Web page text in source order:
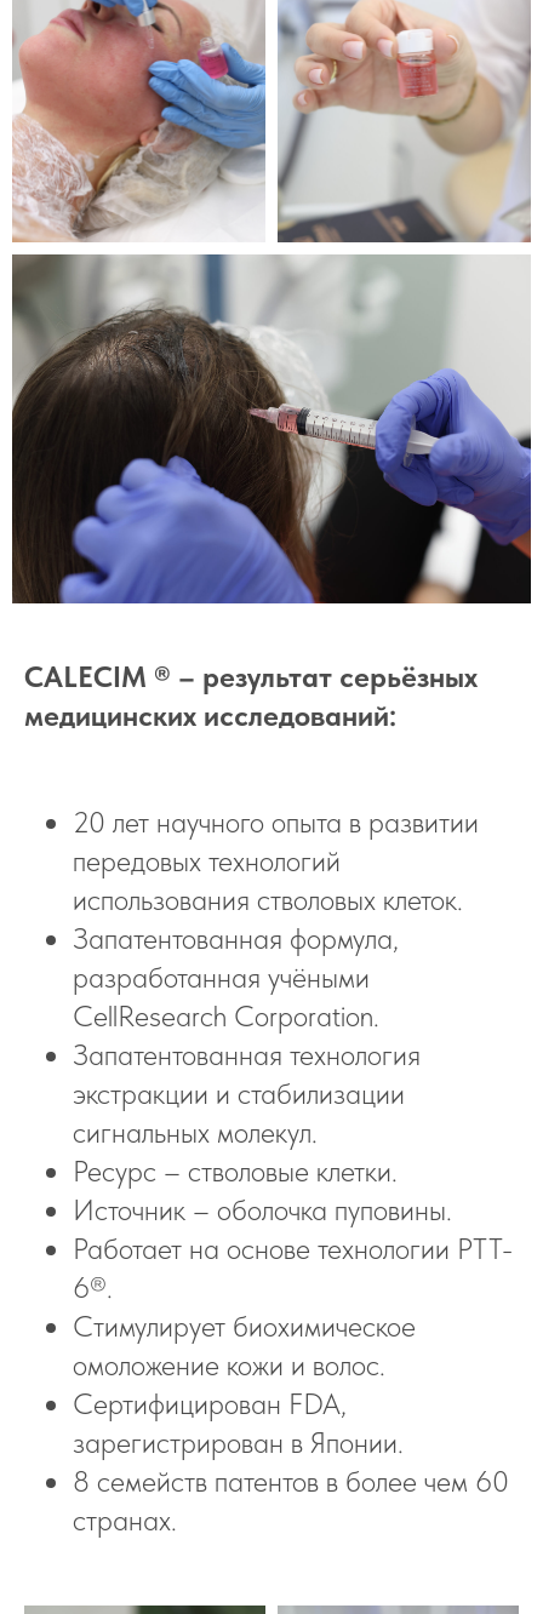
CALECIM ® – результат серьёзных
медицинских исследований:
20 лет научного опыта в развитии
передовых технологий
использования стволовых клеток.
Запатентованная формула,
разработанная учёными
CellResearch Corporation.
Запатентованная технология
экстракции и стабилизации
сигнальных молекул.
Ресурс – стволовые клетки.
Источник – оболочка пуповины.
Работает на основе технологии PTT-
6®.
Стимулирует биохимическое
омоложение кожи и волос.
Сертифицирован FDA,
зарегистрирован в Японии.
8 семейств патентов в более чем 60
странах.